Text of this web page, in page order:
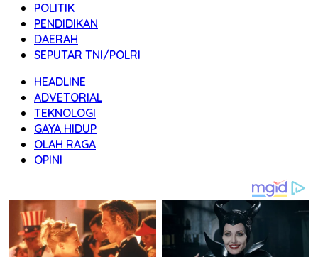
POLITIK
PENDIDIKAN
DAERAH
SEPUTAR TNI/POLRI
HEADLINE
ADVETORIAL
TEKNOLOGI
GAYA HIDUP
OLAH RAGA
OPINI